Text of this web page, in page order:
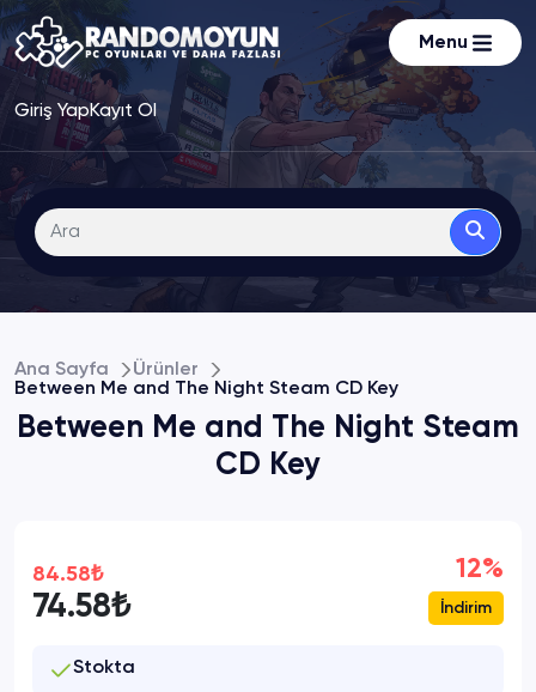
Menu
Giriş YapKayıt Ol
Ana Sayfa
Ürünler
Between Me and The Night Steam CD Key
Between Me and The Night Steam
CD Key
84.58₺
74.58₺
12%
İndirim
Stokta